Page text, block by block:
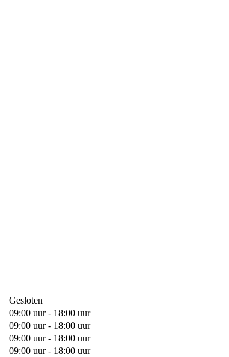
Gesloten
09:00 uur - 18:00 uur
09:00 uur - 18:00 uur
09:00 uur - 18:00 uur
09:00 uur - 18:00 uur